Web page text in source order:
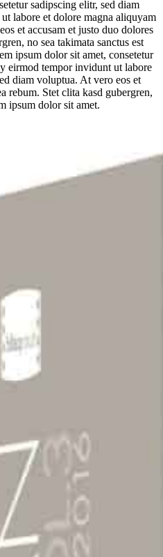
sadipscing elitr, sed diam
labore et dolore magna aliquyam
et accusam et justo duo dolores
no sea takimata sanctus est
ipsum dolor sit amet, consetetur
eirmod tempor invidunt ut labore
diam voluptua. At vero eos et
rebum. Stet clita kasd gubergren,
ipsum dolor sit amet.